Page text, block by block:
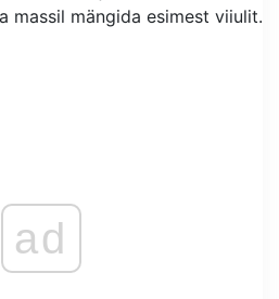
massil mängida esimest viiulit.
ad